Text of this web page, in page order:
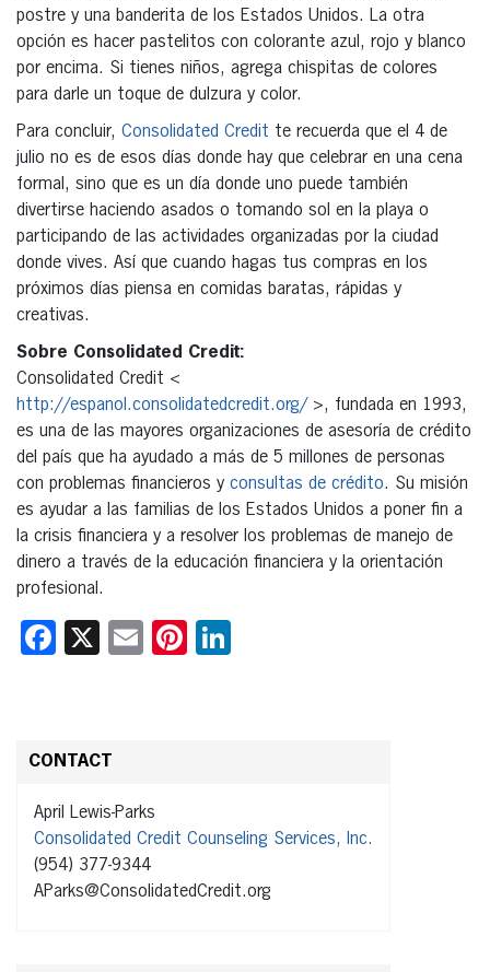
postre y una banderita de los Estados Unidos. La otra
opción es hacer pastelitos con colorante azul, rojo y blanco
por encima. Si tienes niños, agrega chispitas de colores
para darle un toque de dulzura y color.
Para concluir, Consolidated Credit te recuerda que el 4 de
julio no es de esos días donde hay que celebrar en una cena
formal, sino que es un día donde uno puede también
divertirse haciendo asados o tomando sol en la playa o
participando de las actividades organizadas por la ciudad
donde vives. Así que cuando hagas tus compras en los
próximos días piensa en comidas baratas, rápidas y
creativas.
Sobre Consolidated Credit:
Consolidated Credit <
http://espanol.consolidatedcredit.org/ >, fundada en 1993,
es una de las mayores organizaciones de asesoría de crédito
del país que ha ayudado a más de 5 millones de personas
con problemas financieros y consultas de crédito. Su misión
es ayudar a las familias de los Estados Unidos a poner fin a
la crisis financiera y a resolver los problemas de manejo de
dinero a través de la educación financiera y la orientación
profesional.
Facebook
X EmailPinterest
CONTACT
April Lewis-Parks
Consolidated Credit Counseling Services, Inc.
(954) 377-9344
AParks@ConsolidatedCredit.org